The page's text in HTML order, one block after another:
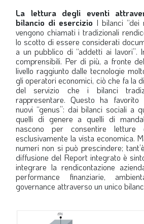
La lettura degli eventi
bilancio di esercizio I bilanci “dei
vengono chiamati i tradizionali
lo scotto di essere considerati
a un pubblico di “addetti ai lavori”.
comprensibili. Per di più, a fronte
livello raggiunto dalle tecnologie
gli operatori economici, ciò che fa la
del servizio che i bilanci
rappresentare. Questo ha
nuovi “genus”: dai bilanci sociali a
quelli di genere a quelli di
nascono per consentire letture
esclusivamente la vista economica.
numeri non si può prescindere;
diffusione del Report integrato è
integrare la rendicontazione
performance finanziarie,
governance attraverso un unico